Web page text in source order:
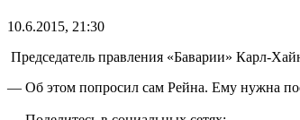
10.6.2015, 21:30
Председатель правления «Баварии» Карл-
— Об этом попросил сам Рейна. Ему нужна